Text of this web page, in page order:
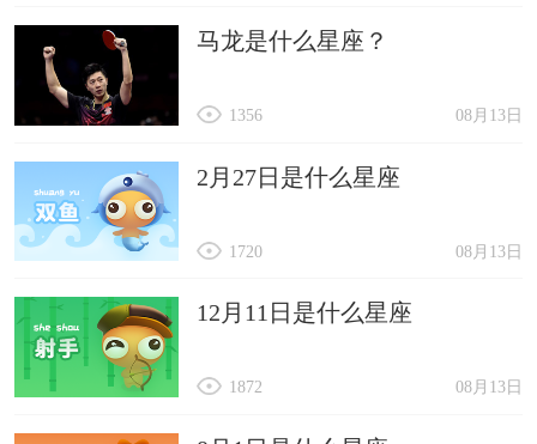
马龙是什么星座？
08月13日
1356
2月27日是什么星座
08月13日
1720
12月11日是什么星座
08月13日
1872